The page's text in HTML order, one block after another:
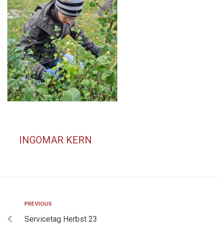
INGOMAR KERN
PREVIOUS
Servicetag Herbst 23